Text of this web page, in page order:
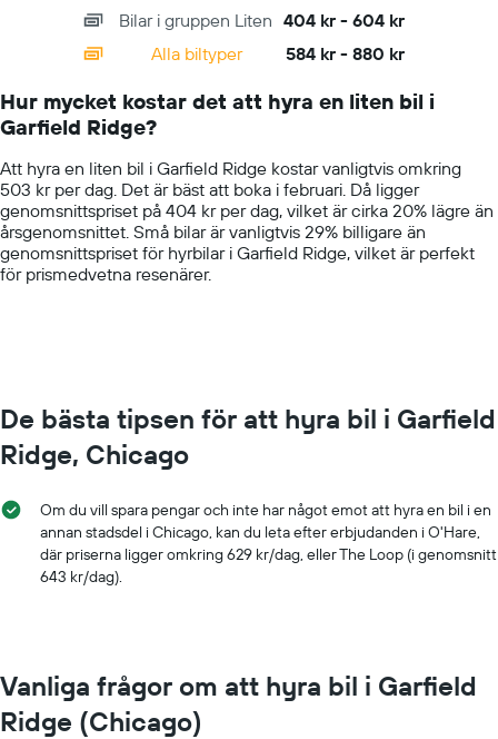
categories.
The
has
1
Y
axis
displaying
values.
Bilar i gruppen Liten 404 kr - 604 kr
Alla biltyper
584 kr - 880 kr
Hur mycket kostar det att hyra en liten bil i
Garfield Ridge?
Att hyra en liten bil i Garfield Ridge kostar vanligtvis omkring
503 kr per dag. Det är bäst att boka i februari. Då ligger
genomsnittspriset på 404 kr per dag, vilket är cirka 20% lägre än
årsgenomsnittet. Små bilar är vanligtvis 29% billigare än
genomsnittspriset för hyrbilar i Garfield Ridge, vilket är perfekt
för prismedvetna resenärer.
De bästa tipsen för att hyra bil i Garfield
Ridge, Chicago
Om du vill spara pengar och inte har något emot att hyra en bil i en
annan stadsdel i Chicago, kan du leta efter erbjudanden i O'Hare,
där priserna ligger omkring 629 kr/dag, eller The Loop (i genomsnitt
643 kr/dag).
Vanliga frågor om att hyra bil i Garfield
Ridge (Chicago)